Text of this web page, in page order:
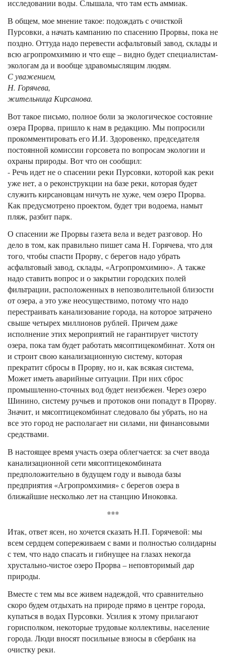
исследовании воды. Слышала, что там есть аммиак.
В общем, мое мнение такое: подождать с очисткой
Пурсовки, а начать кампанию по спасению Прорвы, пока не
поздно. Оттуда надо перевести асфальтовый завод, склады и
всю агропромхимию и что еще – видно будет специалистам-
экологам да и вообще здравомыслящим людям.
С уважением,
Н. Горячева,
жительница Кирсанова.
Вот такое письмо, полное боли за экологическое состояние
озера Прорва, пришло к нам в редакцию. Мы попросили
прокомментировать его И.И. Здоровенко, председателя
постоянной комиссии горсовета по вопросам экологии и
охраны природы. Вот что он сообщил:
- Речь идет не о спасении реки Пурсовки, которой как реки
уже нет, а о реконструкции на базе реки, которая будет
служить кирсановцам ничуть не хуже, чем озеро Прорва.
Как предусмотрено проектом, будет три водоема, намыт
пляж, разбит парк.
О спасении же Прорвы газета вела и ведет разговор. Но
дело в том, как правильно пишет сама Н. Горячева, что для
того, чтобы спасти Прорву, с берегов надо убрать
асфальтовый завод, склады, «Агропромхимию». А также
надо ставить вопрос и о закрытии городских полей
фильтрации, расположенных в непозволительной близости
от озера, а это уже неосуществимо, потому что надо
перестраивать канализование города, на которое затрачено
свыше четырех миллионов рублей. Причем даже
исполнение этих мероприятий не гарантирует чистоту
озера, пока там будет работать мясоптицекомбинат. Хотя он
и строит свою канализационную систему, которая
прекратит сбросы в Прорву, но и, как всякая система,
Может иметь аварийные ситуации. При них сброс
промышленно-сточных вод будет неизбежен. Через озеро
Шинино, систему ручьев и протоков они попадут в Прорву.
Значит, и мясоптицекомбинат следовало бы убрать, но на
все это город не располагает ни силами, ни финансовыми
средствами.
В настоящее время участь озера облегчается: за счет ввода
канализационной сети мясоптицекомбината
предположительно в будущем году и вывода базы
предприятия «Агропромхимия» с берегов озера в
ближайшие несколько лет на станцию Иноковка.
***
Итак, ответ ясен, но хочется сказать Н.П. Горячевой: мы
всем сердцем сопереживаем с вами и полностью солидарны
с тем, что надо спасать и гибнущее на глазах некогда
хрустально-чистое озеро Прорва – неповторимый дар
природы.
Вместе с тем мы все живем надеждой, что сравнительно
скоро будем отдыхать на природе прямо в центре города,
купаться в водах Пурсовки. Усилия к этому прилагают
горисполком, некоторые трудовые коллективы, население
города. Люди вносят посильные взносы в сбербанк на
очистку реки.